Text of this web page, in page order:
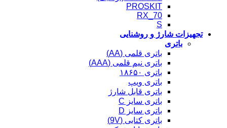
PROSKIT
RX_70
S
تجهیزات شارژ و روشنایی
باتری
باتری قلمی (AA)
باتری نیم قلمی (AAA)
باتری ۱۸۶۵۰
باتری ویپ
باتری قابل شارژ
باتری سایز C
باتری سایز D
باتری کتابی (9V)